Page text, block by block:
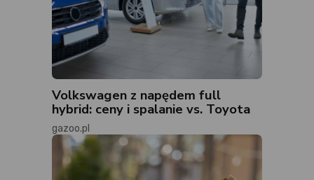
Volkswagen z napędem full
hybrid: ceny i spalanie vs. Toyota
gazoo.pl